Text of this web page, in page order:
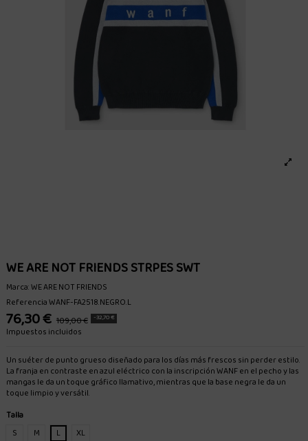
WE ARE NOT FRIENDS STRPES SWT
Marca:WE ARE NOT FRIENDS
ReferenciaWANF-FA2518.NEGRO.L
76,30 € 109,00 € -32,70 €
Impuestos incluidos
Un suéter de punto grueso diseñado para los días más frescos sin perder estilo.
La franja en contraste en azul eléctrico con la inscripción WANF en el pecho y las
mangas le da un toque gráfico llamativo, mientras que la base negra le da un
toque limpio y versátil.
Talla
S
M L
XL